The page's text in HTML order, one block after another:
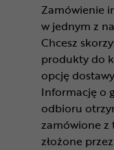
Zamówienie
w jednym z
Chcesz
produkty do
opcję
Informację o
odbioru
zamówione z
złożone